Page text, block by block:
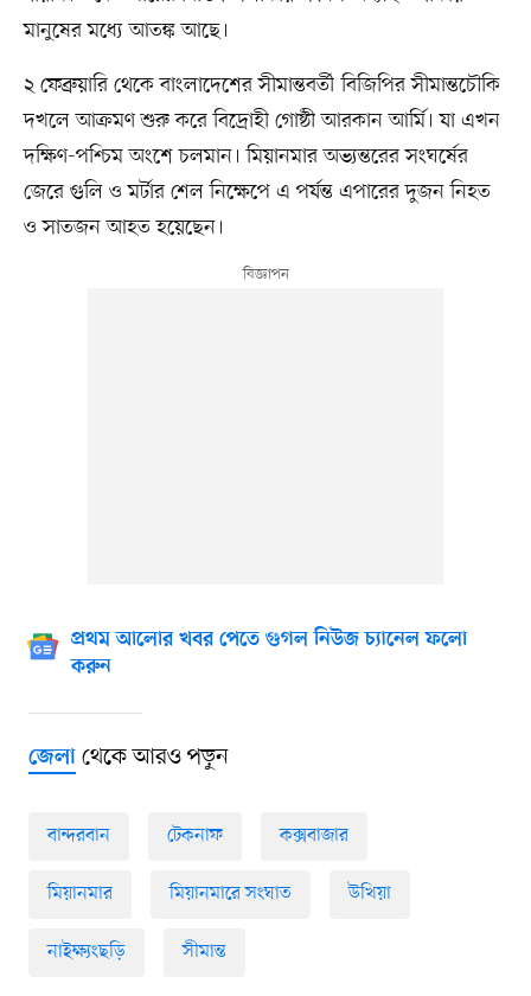
মানুষের মধ্যে আতঙ্ক আছে।
২ ফেব্রুয়ারি থেকে বাংলাদেশের সীমান্তবর্তী বিজিপির সীমান্তচৌকি
দখলে আক্রমণ শুরু করে বিদ্রোহী গোষ্ঠী আরকান আর্মি। যা এখন
দক্ষিণ-পশ্চিম অংশে চলমান। মিয়ানমার অভ্যন্তরের সংঘর্ষের
জেরে গুলি ও মর্টার শেল নিক্ষেপে এ পর্যন্ত এপারের দুজন নিহত
ও সাতজন আহত হয়েছেন।
প্রথম আলোর খবর পেতে গুগল নিউজ চ্যানেল ফলো
করুন
জেলাথেকে আরও পড়ুন
বান্দরবান টেকনাফ কক্সবাজার
মিয়ানমার মিয়ানমারে সংঘাত উখিয়া
নাইক্ষ্যংছড়ি সীমান্ত